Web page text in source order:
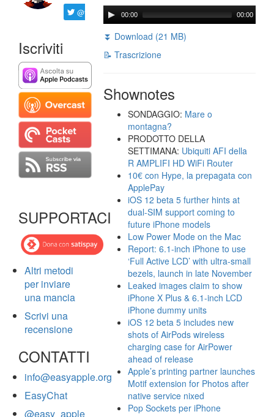
@ftrava
Iscriviti
SUPPORTACI
Altri metodi
per inviare
una mancia
Scrivi una
recensione
CONTATTI
info@easyapple.org
EasyChat
@easy_apple
00:00 00:00
⏬ Download (21 MB)
📝 Trascrizione
Shownotes
SONDAGGIO: Mare o
montagna?
PRODOTTO DELLA
SETTIMANA: Ubiquiti AFI della
R AMPLIFI HD WiFi Router
10€ con Hype, la prepagata con
ApplePay
iOS 12 beta 5 further hints at
dual-SIM support coming to
future iPhone models
Low Power Mode on the Mac
Report: 6.1-inch iPhone to use
‘Full Active LCD’ with ultra-small
bezels, launch in late November
Leaked images claim to show
iPhone X Plus & 6.1-inch LCD
iPhone dummy units
iOS 12 beta 5 includes new
shots of AirPods wireless
charging case for AirPower
ahead of release
Apple’s printing partner launches
Motif extension for Photos after
native service nixed
Pop Sockets per iPhone